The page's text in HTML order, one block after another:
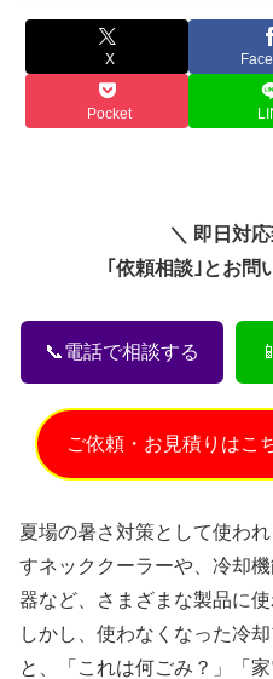
X
Pocket
＼ 即日対
｢依頼相談｣とお問
📞電話で相談する
ご依頼・お見積りはこ
夏場の暑さ対策として使わ
すネッククーラーや、冷却
器など、さまざまな製品に使
しかし、使わなくなった冷
と、「これは何ごみ？」「